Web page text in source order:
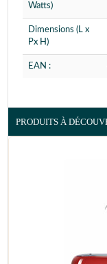
Watts)
Dimensions (L x
Px H)
EAN :
PRODUITS À